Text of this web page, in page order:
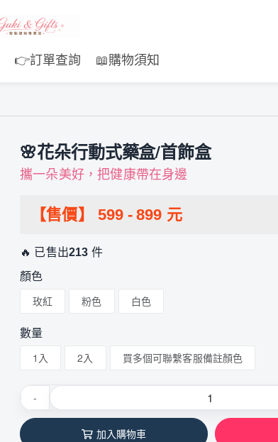
👉訂單查詢 📖購物須知
🌸花朵行動式藥盒/首飾盒
攜一朵美好，把健康帶在身邊
【售價】 599 - 899 元
🔥 已售出213 件
顏色
玫紅 粉色 白色
數量
1入 2入 買多個可聯繫客服備註顏色
-
加入購物車